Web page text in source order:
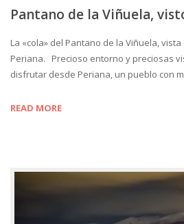
Pantano de la Viñuela,
La «cola» del Pantano de la Viñuela,
Periana. Precioso entorno y preciosas
disfrutar desde Periana, un pueblo con
READ MORE